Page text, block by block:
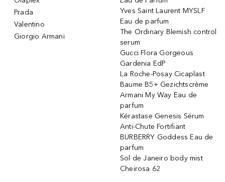
Prada
Valentino
Giorgio Armani
Yves Saint Laurent MYSLF
Eau de parfum
The Ordinary Blemish control
serum
Gucci Flora Gorgeous
Gardenia EdP
La Roche-Posay Cicaplast
Baume B5+ Gezichtscrème
Armani My Way Eau de
parfum
Kérastase Genesis Sérum
Anti-Chute Fortifiant
BURBERRY Goddess Eau de
parfum
Sol de Janeiro body mist
Cheirosa 62